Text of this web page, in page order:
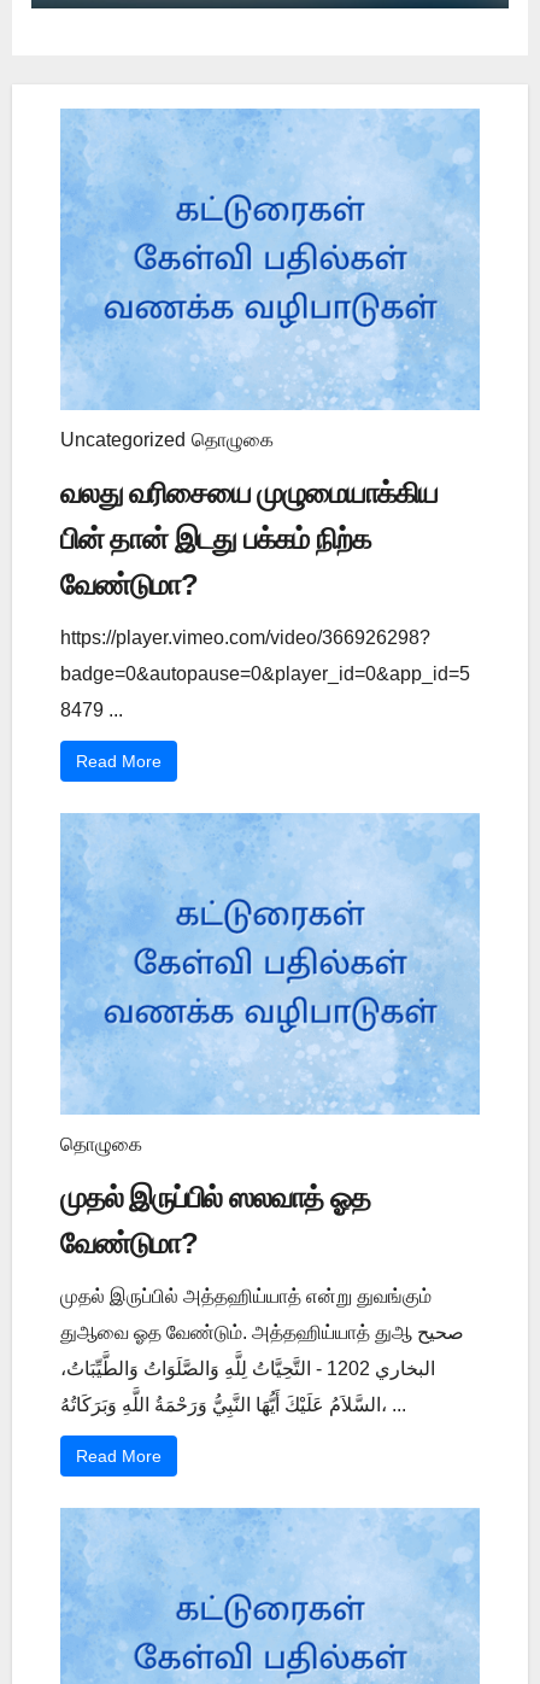
Uncategorized தொழுகை
வலது வரிசையை முழுமையாக்கிய
பின் தான் இடது பக்கம் நிற்க
வேண்டுமா?
https://player.vimeo.com/video/366926298?
badge=0&autopause=0&player_id=0&app_id=5
8479 ...
Read More
தொழுகை
முதல் இருப்பில் ஸலவாத் ஓத
வேண்டுமா?
முதல் இருப்பில் அத்தஹிய்யாத் என்று துவங்கும்
துஆவை ஓத வேண்டும். அத்தஹிய்யாத் துஆ صحيح
البخاري 1202 - التَّحِيَّاتُ لِلَّهِ وَالصَّلَوَاتُ وَالطَّيِّبَاتُ،
السَّلاَمُ عَلَيْكَ أَيُّهَا النَّبِيُّ وَرَحْمَةُ اللَّهِ وَبَرَكَاتُهُ، ...
Read More